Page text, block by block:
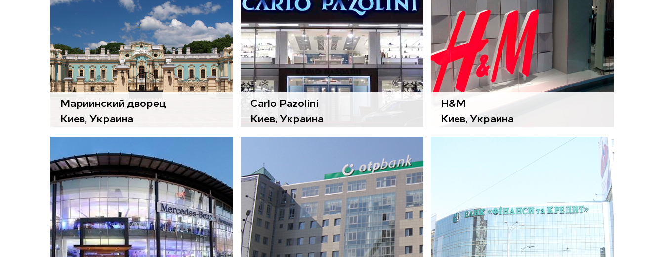
Мариинский дворец
Киев, Украина
Carlo Pazolini
Киев, Украина
H&M
Киев, Украина
Воздухоподготовительные
Воздухоподготовительные
агрегаты
ДиффузорыColibri
Воздухоподготовительные
агрегаты Gold